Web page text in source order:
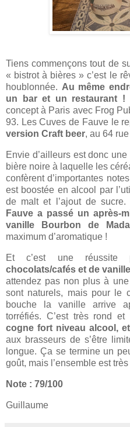
Tiens commençons tout de
« bistrot à bières » c’est le
houblonnée. Au même
un bar et un restaurant !
concept à Paris avec Frog
93. Les Cuves de Fauve le
version Craft beer, au 64
Envie d’ailleurs est donc
bière noire à laquelle les
confèrent d’importantes
est boostée en alcool par
de malt et l’ajout de sucre.
Fauve a passé un après-
vanille Bourbon de
maximum d’aromatique !
Et c’est une réussite
chocolats/cafés et de
attendez pas non plus à
sont naturels, mais pour le
bouche la vanille arrive
torréfiés. C’est très rond et
cogne fort niveau alcool,
aux brasseurs de s’être
longue. Ça se termine un
goût, mais l’ensemble est
Note : 79/100
Guillaume